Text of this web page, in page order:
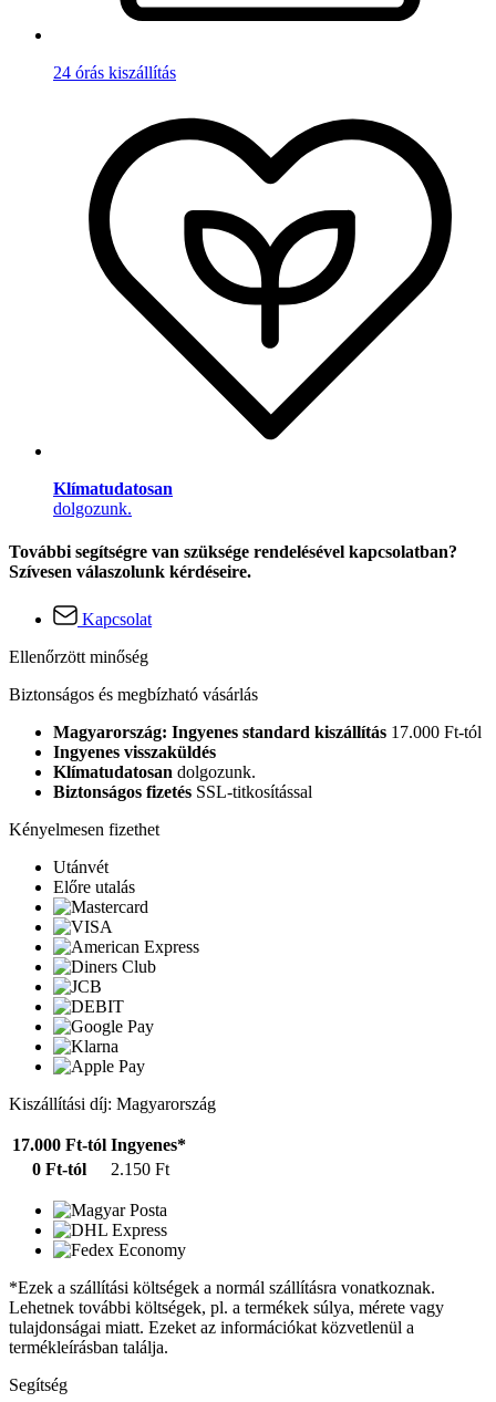
24 órás kiszállítás
Klímatudatosan
dolgozunk.
További segítségre van szüksége rendelésével kapcsolatban?
Szívesen válaszolunk kérdéseire.
Kapcsolat
Ellenőrzött minőség
Biztonságos és megbízható vásárlás
Magyarország: Ingyenes standard kiszállítás 17.000 Ft-tól
Ingyenes visszaküldés
Klímatudatosan dolgozunk.
Biztonságos fizetés SSL-titkosítással
Kényelmesen fizethet
Utánvét
Előre utalás
Kiszállítási díj: Magyarország
17.000 Ft-tól Ingyenes*
0 Ft-tól
2.150 Ft
*Ezek a szállítási költségek a normál szállításra vonatkoznak.
Lehetnek további költségek, pl. a termékek súlya, mérete vagy
tulajdonságai miatt. Ezeket az információkat közvetlenül a
termékleírásban találja.
Segítség